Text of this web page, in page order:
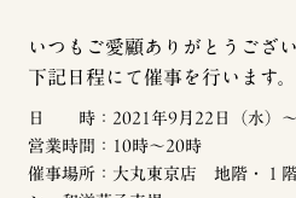
いつもご愛顧ありがとうござい
下記日程にて催事を行います。
日 時：2021年9月22日（水）〜
営業時間：10時〜20時
催事場所：大丸東京店 地階・１